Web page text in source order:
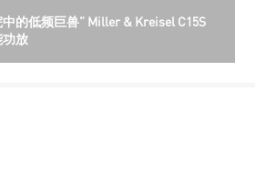
的低频巨兽” Miller & Kreisel C15S
功放